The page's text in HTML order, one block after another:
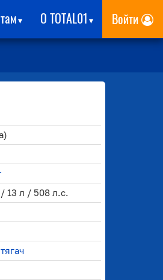
▾ О TOTAL01▾ Войти
13 л / 508 л.с.